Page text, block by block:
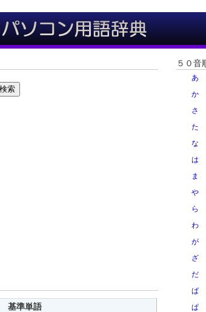
検索
基準単語
５０音
あ
か
さ
た
な
は
ま
や
ら
わ
が
ざ
だ
ば
ぱ